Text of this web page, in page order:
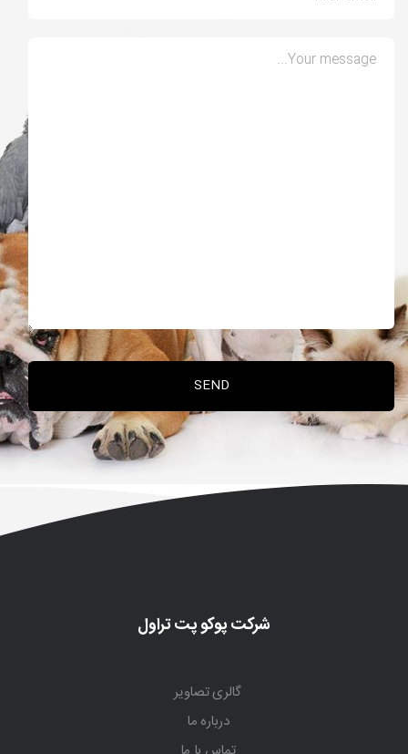
شرکت پوکو پت تراول
گالری تصاویر
درباره ما